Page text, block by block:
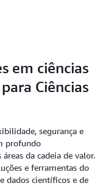
em ciências
Ciências
segurança e
profundo
da cadeia de valor.
e ferramentas do
dados científicos e de